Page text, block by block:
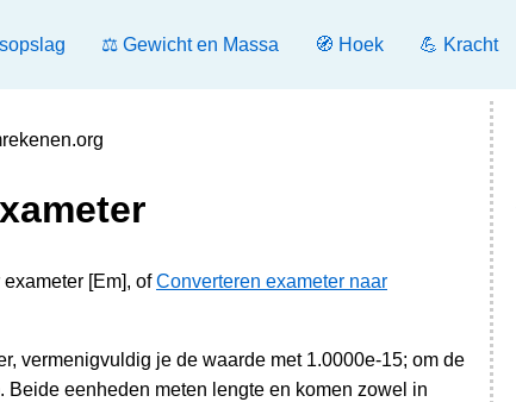
⚖️ Gewicht en Massa 🧭 Hoek 💪 Kracht
[Em], ofConverteren exameter naar
vermenigvuldig je de waarde met 1.0000e-15; om de
eenheden meten lengte en komen zowel in